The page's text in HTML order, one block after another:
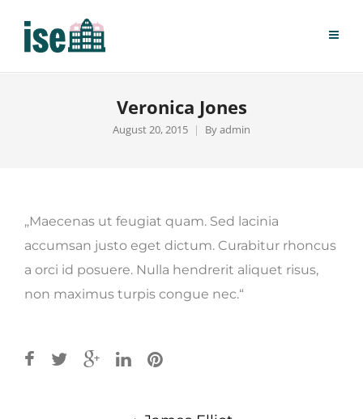
Veronica Jones
August 20, 2015 Byadmin
„Maecenas ut feugiat quam. Sed lacinia
accumsan justo eget dictum. Curabitur rhoncus
a orci id posuere. Nulla hendrerit aliquet risus,
non maximus turpis congue nec.“